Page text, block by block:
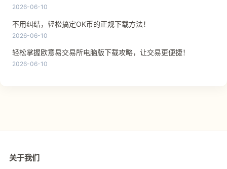
2026-06-10
不用纠结，轻松搞定OK币的正规下载方法！
2026-06-10
轻松掌握欧意易交易所电脑版下载攻略，让交易更便捷！
2026-06-10
关于我们